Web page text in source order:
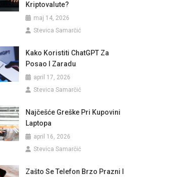
Kriptovalute?
maj 14, 2026
Stevica Samarčić
Kako Koristiti ChatGPT Za
Posao I Zaradu
april 17, 2026
Stevica Samarčić
Najčešće Greške Pri Kupovini
Laptopa
april 16, 2026
Stevica Samarčić
Zašto Se Telefon Brzo Prazni I